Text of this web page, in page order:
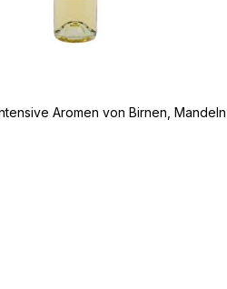
Aromen von Birnen,
benutze die